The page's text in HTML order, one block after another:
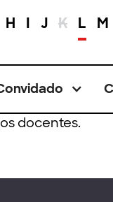
H I J K L M
docentes.